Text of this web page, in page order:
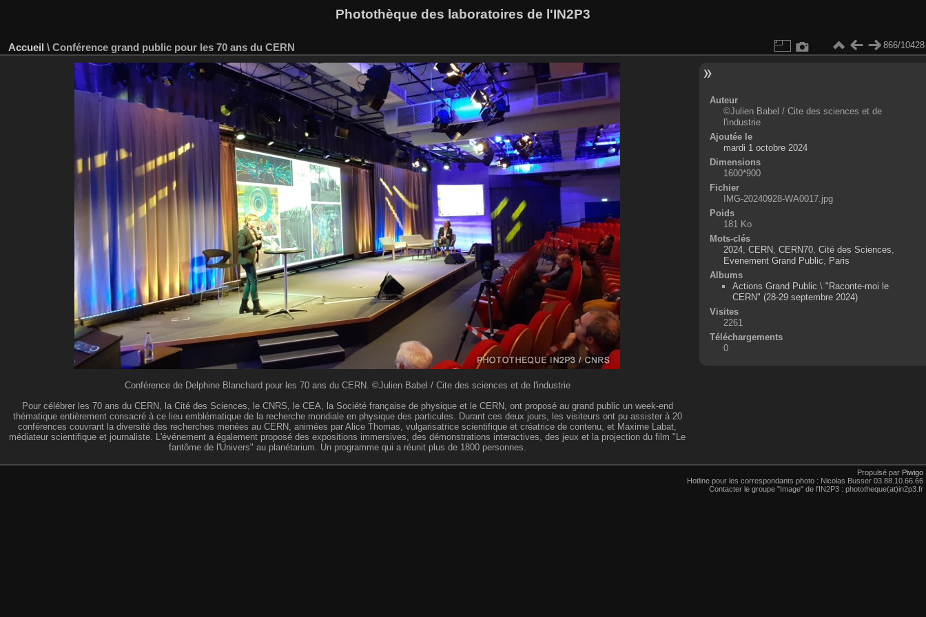
Photothèque des laboratoires de l'IN2P3
Accueil \ Conférence grand public pour les 70 ans du CERN 866/10428
Conférence de Delphine Blanchard pour les 70 ans du CERN. ©Julien Babel / Cite des sciences et de l'industrie
Pour célébrer les 70 ans du CERN, la Cité des Sciences, le CNRS, le CEA, la Société française de physique et le CERN, ont proposé au grand public un week-end
thématique entièrement consacré à ce lieu emblématique de la recherche mondiale en physique des particules. Durant ces deux jours, les visiteurs ont pu assister à 20
conférences couvrant la diversité des recherches menées au CERN, animées par Alice Thomas, vulgarisatrice scientifique et créatrice de contenu, et Maxime Labat,
médiateur scientifique et journaliste. L'événement a également proposé des expositions immersives, des démonstrations interactives, des jeux et la projection du film "Le
fantôme de l'Univers" au planétarium. Un programme qui a réunit plus de 1800 personnes.
Auteur
©Julien Babel / Cite des sciences et de
l'industrie
Ajoutée le
mardi 1 octobre 2024
Dimensions
1600*900
Fichier
IMG-20240928-WA0017.jpg
Poids
181 Ko
Mots-clés
2024, CERN CERN70, Cité des Sciences
Evenement Grand Public
Paris
Albums
Actions Grand Public \ "Raconte-moi le
CERN" (28-29 septembre 2024)
Visites
2261
Téléchargements
0
Propulsé par Piwigo
Hotline pour les correspondants photo : Nicolas Busser 03.88.10.66.66
Contacter le groupe "Image" de l'IN2P3 : phototheque(at)in2p3.fr